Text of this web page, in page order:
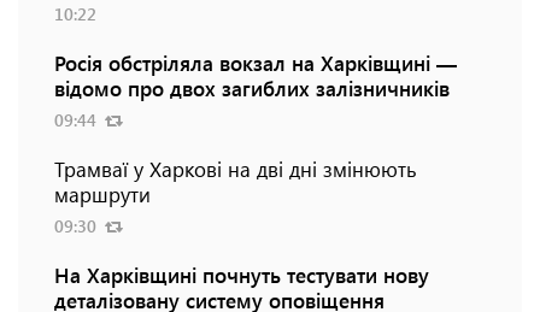
10:22
Росія обстріляла вокзал на Харківщині —
відомо про двох загиблих залізничників
09:44
Трамваї у Харкові на дві дні змінюють
маршрути
09:30
На Харківщині почнуть тестувати нову
деталізовану систему оповіщення